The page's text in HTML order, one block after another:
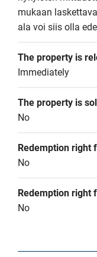
mukaan
ala voi siis olla
The property is
Immediately
The property is
No
Redemption right
No
Redemption right
No